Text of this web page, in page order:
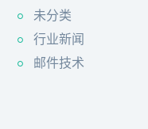
未分类
行业新闻
邮件技术